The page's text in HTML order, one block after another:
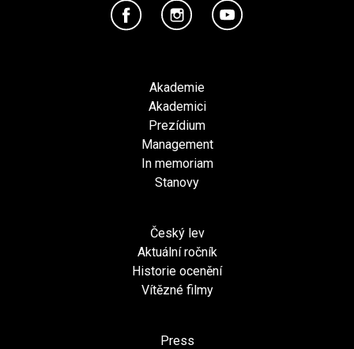
Akademie
Akademici
Prezídium
Management
In memoriam
Stanovy
Český lev
Aktuální ročník
Historie ocenění
Vítězné filmy
Press